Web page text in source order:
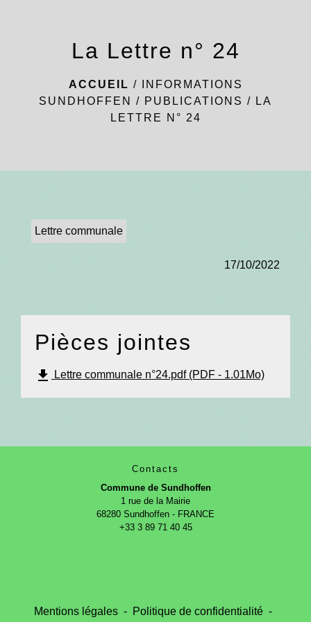
La Lettre n° 24
ACCUEIL /
INFORMATIONS
SUNDHOFFEN
/ PUBLICATIONS / LA
LETTRE N° 24
Lettre communale
17/10/2022
Pièces jointes
file_download Lettre communale n°24.pdf (PDF - 1.01Mo)
Contacts
Commune de Sundhoffen
1 rue de la Mairie
68280 Sundhoffen - FRANCE
+33 3 89 71 40 45
Mentions légales - Politique de confidentialité -